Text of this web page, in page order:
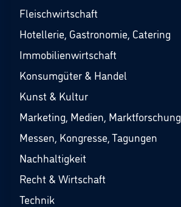
Fleischwirtschaft
Hotellerie, Gastronomie, Catering
Immobilienwirtschaft
Konsumgüter & Handel
Kunst & Kultur
Marketing, Medien, Marktforschung
Messen, Kongresse, Tagungen
Nachhaltigkeit
Recht & Wirtschaft
Technik